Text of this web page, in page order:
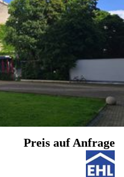
Preis auf Anfrage